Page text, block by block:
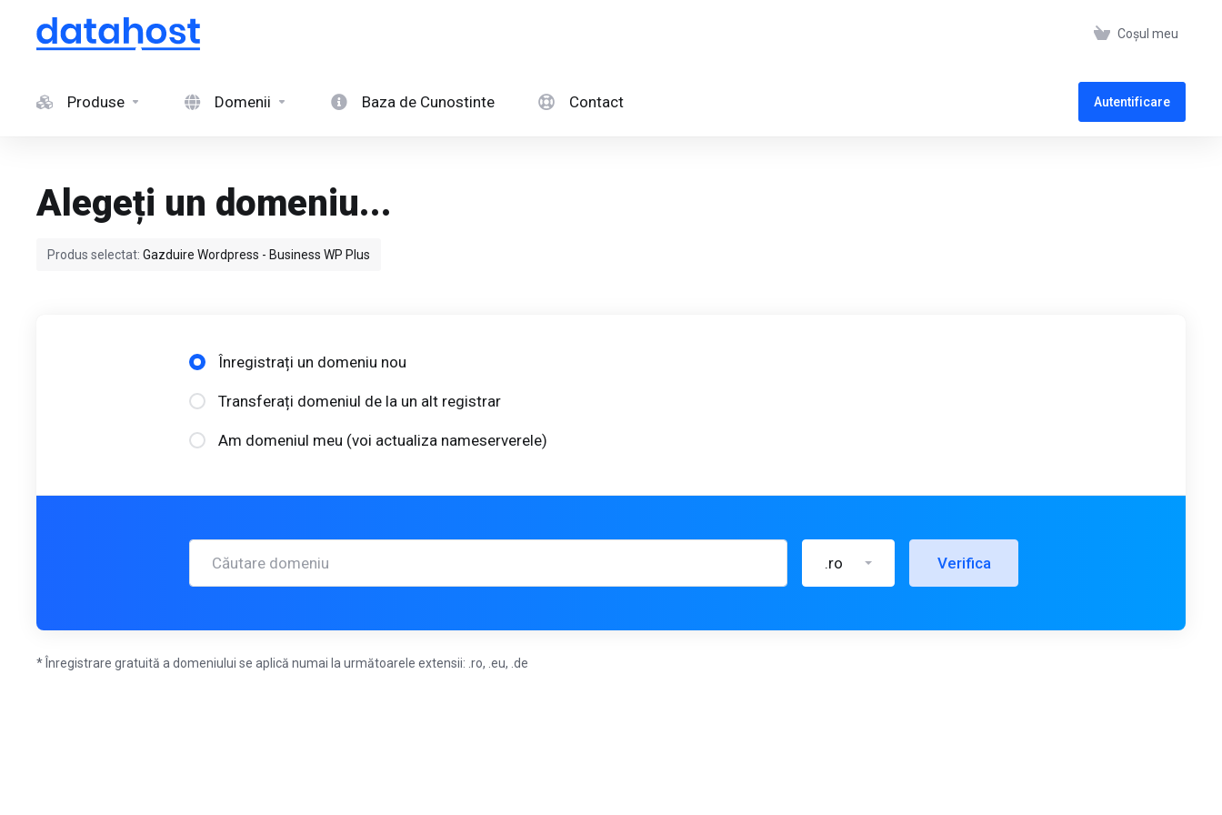
Coșul meu
Produse Domenii Baza de Cunostinte Contact Autentificare
Alegeți un domeniu...
Produs selectat: Gazduire Wordpress - Business WP Plus
Înregistrați un domeniu nou
Transferați domeniul de la un alt registrar
Am domeniul meu (voi actualiza nameserverele)
.ro Verifica
* Înregistrare gratuită a domeniului se aplică numai la următoarele extensii: .ro, .eu, .de